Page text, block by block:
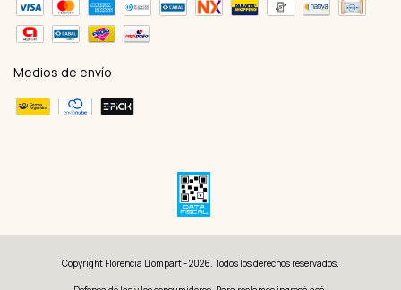
Medios de envío
Copyright Florencia Llompart - 2026. Todos los derechos reservados.